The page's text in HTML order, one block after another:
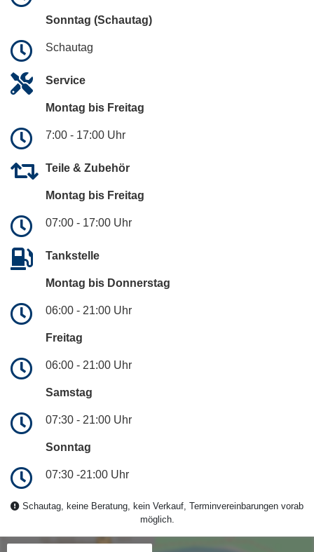
Sonntag (Schautag)
Schautag
Service
Montag bis Freitag
7:00 - 17:00 Uhr
Teile & Zubehör
Montag bis Freitag
07:00 - 17:00 Uhr
Tankstelle
Montag bis Donnerstag
06:00 - 21:00 Uhr
Freitag
06:00 - 21:00 Uhr
Samstag
07:30 - 21:00 Uhr
Sonntag
07:30 -21:00 Uhr
Schautag, keine Beratung, kein Verkauf, Terminvereinbarungen vorab
möglich.